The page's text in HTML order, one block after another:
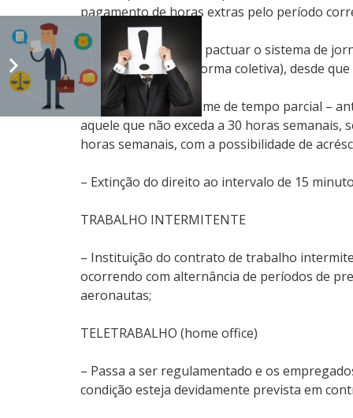
pagamento de horas extras pelo período
– Possibilidade de se pactuar o sistema de
implementada por norma coletiva), desde
– O trabalho em regime de tempo parcial –
aquele que não exceda a 30 horas semanais,
horas semanais, com a possibilidade de
– Extinção do direito ao intervalo de 15
TRABALHO INTERMITENTE
– Instituição do contrato de trabalho
ocorrendo com alternância de períodos de
aeronautas;
TELETRABALHO (home office)
– Passa a ser regulamentado e os
condição esteja devidamente prevista em